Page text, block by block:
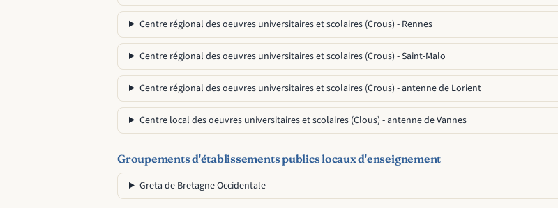
Centre régional des oeuvres universitaires et scolaires (Crous) - Rennes
Centre régional des oeuvres universitaires et scolaires (Crous) - Saint-Malo
Centre régional des oeuvres universitaires et scolaires (Crous) - antenne de Lorient
Centre local des oeuvres universitaires et scolaires (Clous) - antenne de Vannes
Groupements d'établissements publics locaux d'enseignement
Greta de Bretagne Occidentale